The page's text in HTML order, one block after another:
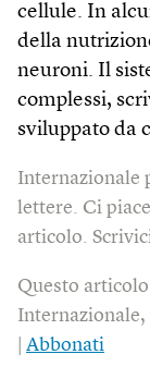
cellule. In
della
neuroni. Il
complessi,
sviluppato da
Internazionale
lettere. Ci
articolo.
Questo
Internazionale,
Abbonati